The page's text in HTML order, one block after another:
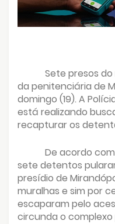
Sete presos
da penitenciária de
domingo (19). A
está realizando
recapturar os
De acordo
sete detentos
presídio de
muralhas e sim por
escaparam pelo
circunda o